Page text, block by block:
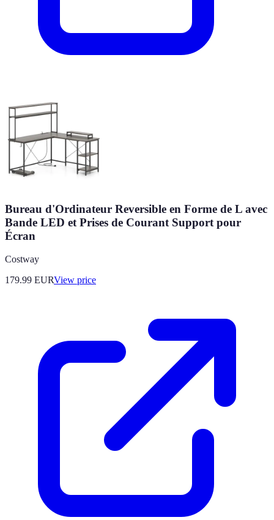
Bureau d'Ordinateur Reversible en Forme de L avec
Bande LED et Prises de Courant Support pour
Écran
Costway
179.99 EURView price